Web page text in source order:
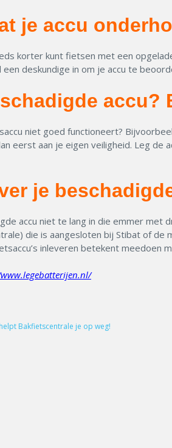
je accu
korter kunt fietsen met een
een deskundige in om je accu te
accu?
niet goed functioneert?
eerst aan je eigen veiligheid. Leg
je
accu niet te lang in die emmer met
die is aangesloten bij Stibat of de
inleveren betekent meedoen
Bakfietscentrale je op weg!